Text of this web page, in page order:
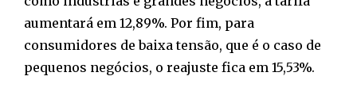
aumentará em 12,89%. Por fim, para
consumidores de baixa tensão, que é o caso de
pequenos negócios, o reajuste fica em 15,53%.